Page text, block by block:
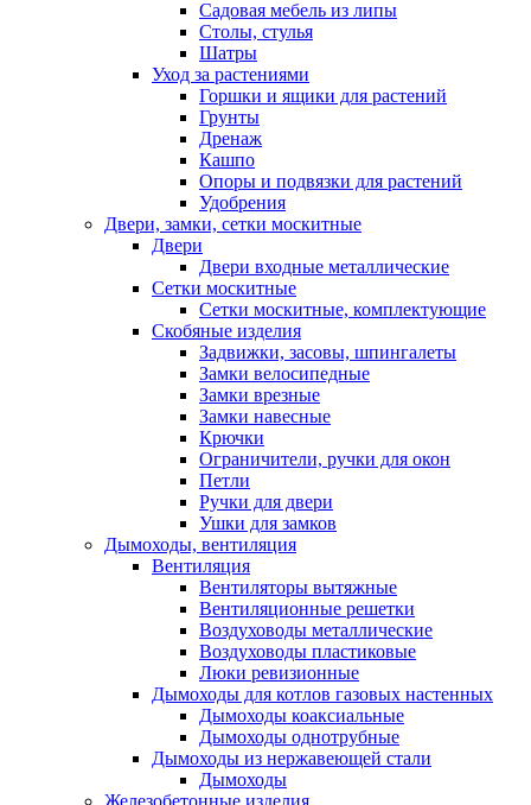
Садовая мебель из липы
Столы, стулья
Шатры
Уход за растениями
Горшки и ящики для растений
Грунты
Дренаж
Кашпо
Опоры и подвязки для растений
Удобрения
Двери, замки, сетки москитные
Двери
Двери входные металлические
Сетки москитные
Сетки москитные, комплектующие
Скобяные изделия
Задвижки, засовы, шпингалеты
Замки велосипедные
Замки врезные
Замки навесные
Крючки
Ограничители, ручки для окон
Петли
Ручки для двери
Ушки для замков
Дымоходы, вентиляция
Вентиляция
Вентиляторы вытяжные
Вентиляционные решетки
Воздуховоды металлические
Воздуховоды пластиковые
Люки ревизионные
Дымоходы для котлов газовых настенных
Дымоходы коаксиальные
Дымоходы однотрубные
Дымоходы из нержавеющей стали
Дымоходы
Железобетонные изделия